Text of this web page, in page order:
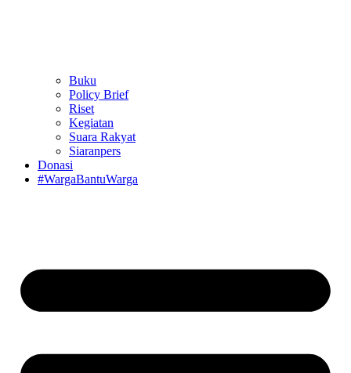
Buku
Policy Brief
Riset
Kegiatan
Suara Rakyat
Siaranpers
Donasi
#WargaBantuWarga